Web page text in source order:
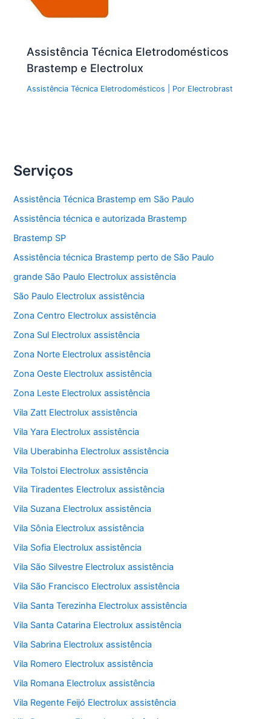
Assistência Técnica Eletrodomésticos
Brastemp e Electrolux
Assistência Técnica Eletrodomésticos | Por Electrobrast
Serviços
Assistência Técnica Brastemp em São Paulo
Assistência técnica e autorizada Brastemp
Brastemp SP
Assistência técnica Brastemp perto de São Paulo
grande São Paulo Electrolux assistência
São Paulo Electrolux assistência
Zona Centro Electrolux assistência
Zona Sul Electrolux assistência
Zona Norte Electrolux assistência
Zona Oeste Electrolux assistência
Zona Leste Electrolux assistência
Vila Zatt Electrolux assistência
Vila Yara Electrolux assistência
Vila Uberabinha Electrolux assistência
Vila Tolstoi Electrolux assistência
Vila Tiradentes Electrolux assistência
Vila Suzana Electrolux assistência
Vila Sônia Electrolux assistência
Vila Sofia Electrolux assistência
Vila São Silvestre Electrolux assistência
Vila São Francisco Electrolux assistência
Vila Santa Terezinha Electrolux assistência
Vila Santa Catarina Electrolux assistência
Vila Sabrina Electrolux assistência
Vila Romero Electrolux assistência
Vila Romana Electrolux assistência
Vila Regente Feijó Electrolux assistência